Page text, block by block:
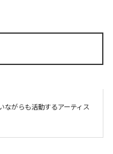
ながらも活動するアーティス